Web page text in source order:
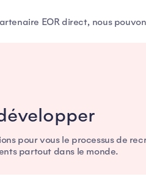
EOR direct, nous
pour vous le processus de
partout dans le monde.